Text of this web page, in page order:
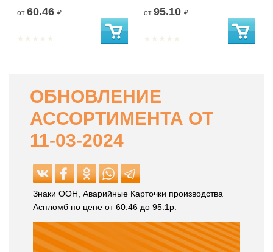
от 60.46 ₽ от 95.10 ₽
ОБНОВЛЕНИЕ
АССОРТИМЕНТА ОТ
11-03-2024
Знаки ООН, Аварийные Карточки производства
Аспломб по цене от 60.46 до 95.1р.